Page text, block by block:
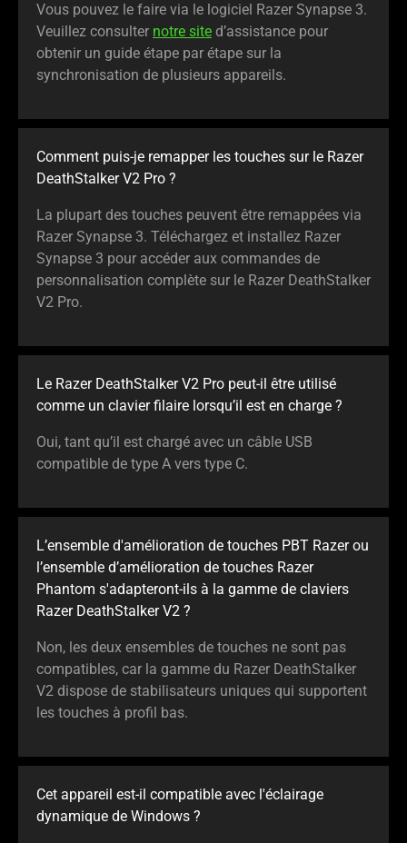
Vous pouvez le faire via le logiciel Razer Synapse 3.
Veuillez consulter notre site d’assistance pour
obtenir un guide étape par étape sur la
synchronisation de plusieurs appareils.
Comment puis-je remapper les touches sur le Razer
DeathStalker V2 Pro ?
La plupart des touches peuvent être remappées via
Razer Synapse 3. Téléchargez et installez Razer
Synapse 3 pour accéder aux commandes de
personnalisation complète sur le Razer DeathStalker
V2 Pro.
Le Razer DeathStalker V2 Pro peut-il être utilisé
comme un clavier filaire lorsqu’il est en charge ?
Oui, tant qu’il est chargé avec un câble USB
compatible de type A vers type C.
L’ensemble d'amélioration de touches PBT Razer ou
l’ensemble d’amélioration de touches Razer
Phantom s'adapteront-ils à la gamme de claviers
Razer DeathStalker V2 ?
Non, les deux ensembles de touches ne sont pas
compatibles, car la gamme du Razer DeathStalker
V2 dispose de stabilisateurs uniques qui supportent
les touches à profil bas.
Cet appareil est-il compatible avec l'éclairage
dynamique de Windows ?